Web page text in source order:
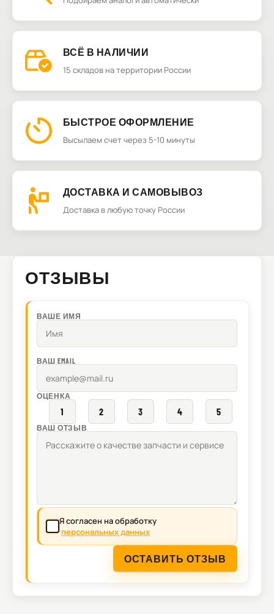
ВСЁ В НАЛИЧИИ
15 складов на территории России
БЫСТРОЕ ОФОРМЛЕНИЕ
Высылаем счет через 5-10 минуты
ДОСТАВКА И САМОВЫВОЗ
Доставка в любую точку России
ОТЗЫВЫ
ВАШЕ ИМЯ
ВАШ EMAIL
ОЦЕНКА
1 2 3 4 5
ВАШ ОТЗЫВ
Я согласен на обработку
персональных данных
ОСТАВИТЬ ОТЗЫВ